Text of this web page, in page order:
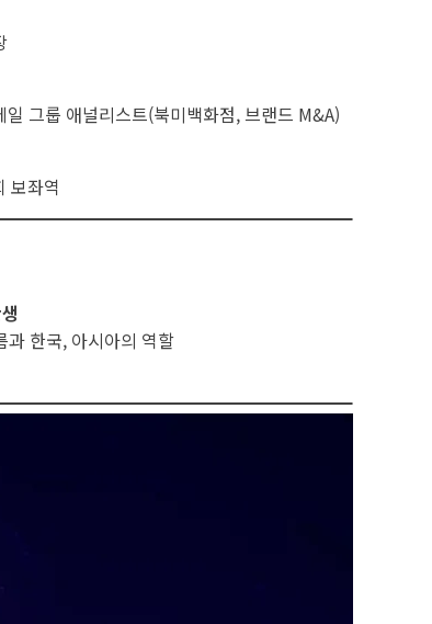
그룹 애널리스트(북미백화점, 브랜드 M&A)
보좌역
과 한국, 아시아의 역할